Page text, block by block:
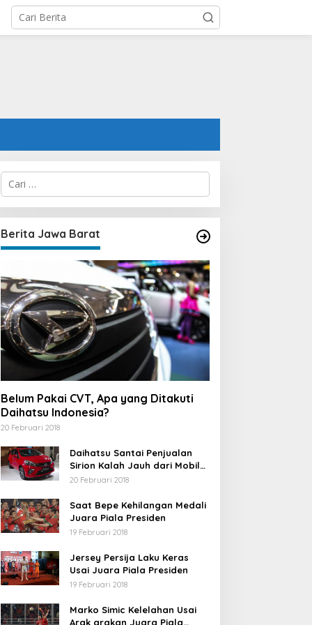
C
i
u
n
t
k
:
Berita Jawa Barat
Belum Pakai CVT, Apa yang Ditakuti
Daihatsu Indonesia?
20 Februari 2018
Daihatsu Santai Penjualan
Sirion Kalah Jauh dari Mobil
LCGC
20 Februari 2018
Saat Bepe Kehilangan Medali
Juara Piala Presiden
19 Februari 2018
Jersey Persija Laku Keras
Usai Juara Piala Presiden
19 Februari 2018
Marko Simic Kelelahan Usai
Arak arakan Juara Piala